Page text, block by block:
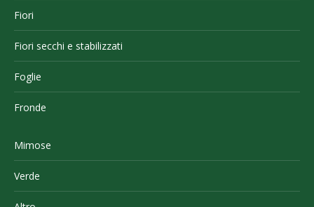
Fiori
Fiori secchi e stabilizzati
Foglie
Fronde
Mimose
Verde